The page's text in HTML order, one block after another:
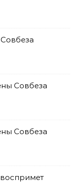
Совбеза
Совбеза